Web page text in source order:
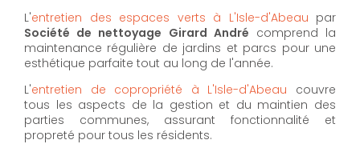
L'entretien des espaces verts à L'Isle-d'Abeau par
Société de nettoyage Girard André comprend la
maintenance régulière de jardins et parcs pour une
esthétique parfaite tout au long de l'année.
L'entretien de copropriété à L'Isle-d'Abeau couvre
tous les aspects de la gestion et du maintien des
parties communes, assurant fonctionnalité et
propreté pour tous les résidents.